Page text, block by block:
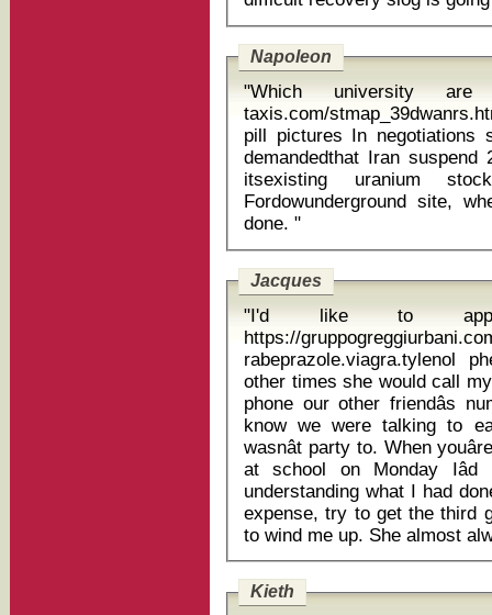
Napoleon
"Which university
taxis.com/
pill pictures In negotiations since early 2012, world powers have
demandedthat Iran
itsexisting uranium
Fordowunderground site,
done. "
Jacques
"I'd like to
https://
rabeprazole.viagra.tylenol
other times she would call my
phone our other friendâs
know we were talking to
wasnât party to. When
at school on Monday
understanding what I had
expense, try to get the third
Kieth